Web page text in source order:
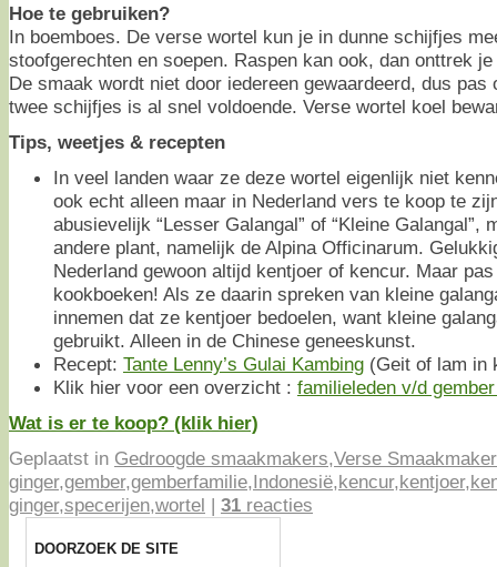
Hoe te gebruiken?
In boemboes. De verse wortel kun je in dunne schijfjes
stoofgerechten en soepen. Raspen kan ook, dan onttrek
De smaak wordt niet door iedereen gewaardeerd, dus pas
twee schijfjes is al snel voldoende. Verse wortel koel
Tips, weetjes & recepten
In veel landen waar ze deze wortel eigenlijk niet
ook echt alleen maar in Nederland vers te koop te
abusievelijk “Lesser Galangal” of “Kleine Galangal”,
andere plant, namelijk de Alpina Officinarum.
Nederland gewoon altijd kentjoer of kencur. Maar
kookboeken! Als ze daarin spreken van kleine
innemen dat ze kentjoer bedoelen, want kleine
gebruikt. Alleen in de Chinese geneeskunst.
Recept: Tante Lenny’s Gulai Kambing (Geit of lam in
Klik hier voor een overzicht : familieleden v/d
Wat is er te koop? (klik hier)
Geplaatst in Gedroogde smaakmakers,Verse
ginger,gember,gemberfamilie,Indonesië,kencur,kentjoer,
ginger,specerijen,wortel | 31 reacties
DOORZOEK DE SITE